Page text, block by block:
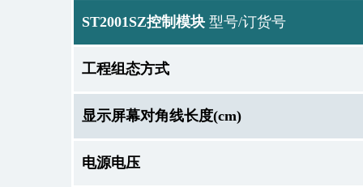
ST2001SZ控制模块 型号/订货号
工程组态方式
显示屏幕对角线长度(cm)
电源电压